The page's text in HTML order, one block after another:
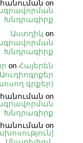
հանուման on
Խնդրագիրք
Աստղիկ on
Խնդրագիրք
on Հայերեն
Աուդիոգրքեր
գրքեր)
հանուման on
Խնդրագիրք
հանուման on